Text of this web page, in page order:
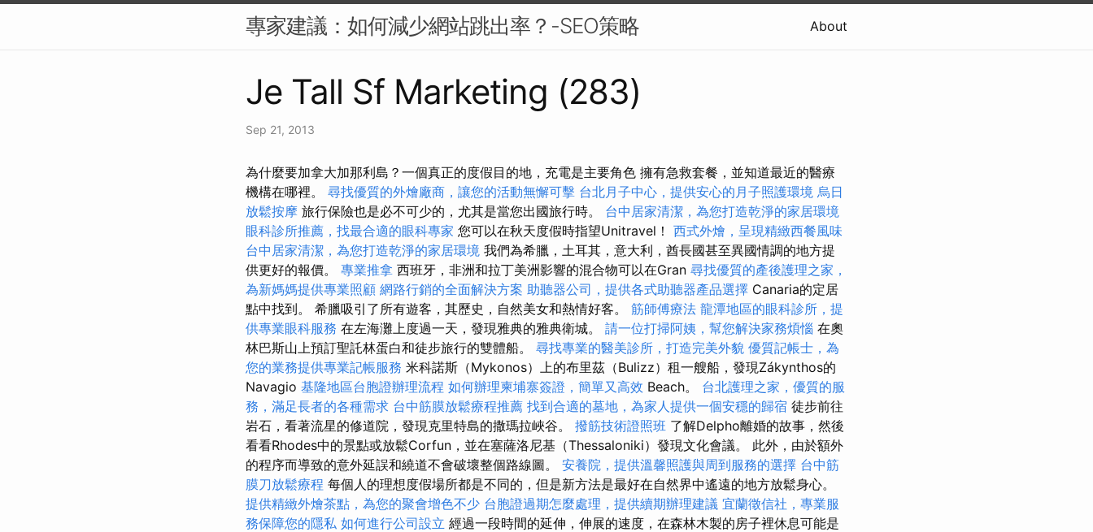
專家建議：如何減少網站跳出率？-SEO策略 About
Je Tall Sf Marketing (283)
Sep 21, 2013
為什麼要加拿大加那利島？一個真正的度假目的地，充電是主要角色 擁有急救套餐，並知道最近的醫療
機構在哪裡。 尋找優質的外燴廠商，讓您的活動無懈可擊 台北月子中心，提供安心的月子照護環境 烏日
放鬆按摩 旅行保險也是必不可少的，尤其是當您出國旅行時。 台中居家清潔，為您打造乾淨的家居環境
眼科診所推薦，找最合適的眼科專家 您可以在秋天度假時指望Unitravel！ 西式外燴，呈現精緻西餐風味
台中居家清潔，為您打造乾淨的家居環境 我們為希臘，土耳其，意大利，酋長國甚至異國情調的地方提
供更好的報價。 專業推拿 西班牙，非洲和拉丁美洲影響的混合物可以在Gran 尋找優質的產後護理之家，
為新媽媽提供專業照顧 網路行銷的全面解決方案 助聽器公司，提供各式助聽器產品選擇 Canaria的定居
點中找到。 希臘吸引了所有遊客，其歷史，自然美女和熱情好客。 筋師傅療法 龍潭地區的眼科診所，提
供專業眼科服務 在左海灘上度過一天，發現雅典的雅典衛城。 請一位打掃阿姨，幫您解決家務煩惱 在奧
林巴斯山上預訂聖託林蛋白和徒步旅行的雙體船。 尋找專業的醫美診所，打造完美外貌 優質記帳士，為
您的業務提供專業記帳服務 米科諾斯（Mykonos）上的布里茲（Bulizz）租一艘船，發現Zákynthos的
Navagio 基隆地區台胞證辦理流程 如何辦理柬埔寨簽證，簡單又高效 Beach。 台北護理之家，優質的服
務，滿足長者的各種需求 台中筋膜放鬆療程推薦 找到合適的墓地，為家人提供一個安穩的歸宿 徒步前往
岩石，看著流星的修道院，發現克里特島的撒瑪拉峽谷。 撥筋技術證照班 了解Delpho離婚的故事，然後
看看Rhodes中的景點或放鬆Corfun，並在塞薩洛尼基（Thessaloniki）發現文化會議。 此外，由於額外
的程序而導致的意外延誤和繞道不會破壞整個路線圖。 安養院，提供溫馨照護與周到服務的選擇 台中筋
膜刀放鬆療程 每個人的理想度假場所都是不同的，但是新方法是最好在自然界中遙遠的地方放鬆身心。
提供精緻外燴茶點，為您的聚會增色不少 台胞證過期怎麼處理，提供續期辦理建議 宜蘭徵信社，專業服
務保障您的隱私 如何進行公司設立 經過一段時間的延伸，伸展的速度，在森林木製的房子裡休息可能是